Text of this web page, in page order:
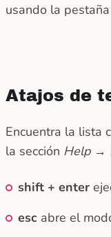
usando la pestaña
Atajos de
Encuentra la lista
la sección Help →
shift + enter
esc abre el